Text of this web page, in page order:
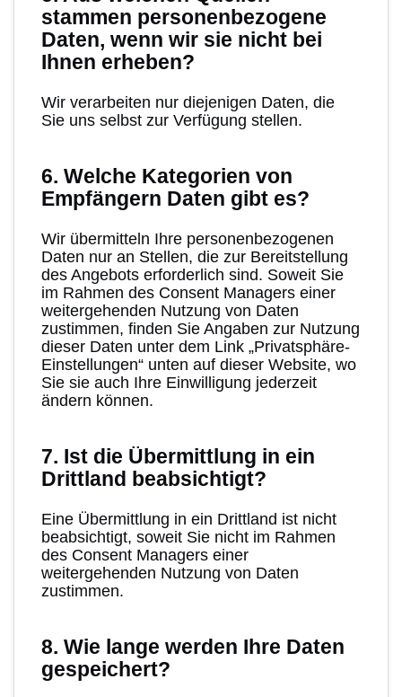
stammen personenbezogene
Daten, wenn wir sie nicht bei
Ihnen erheben?
Wir verarbeiten nur diejenigen Daten, die
Sie uns selbst zur Verfügung stellen.
6. Welche Kategorien von
Empfängern Daten gibt es?
Wir übermitteln Ihre personenbezogenen
Daten nur an Stellen, die zur Bereitstellung
des Angebots erforderlich sind. Soweit Sie
im Rahmen des Consent Managers einer
weitergehenden Nutzung von Daten
zustimmen, finden Sie Angaben zur Nutzung
dieser Daten unter dem Link „Privatsphäre-
Einstellungen“ unten auf dieser Website, wo
Sie sie auch Ihre Einwilligung jederzeit
ändern können.
7. Ist die Übermittlung in ein
Drittland beabsichtigt?
Eine Übermittlung in ein Drittland ist nicht
beabsichtigt, soweit Sie nicht im Rahmen
des Consent Managers einer
weitergehenden Nutzung von Daten
zustimmen.
8. Wie lange werden Ihre Daten
gespeichert?